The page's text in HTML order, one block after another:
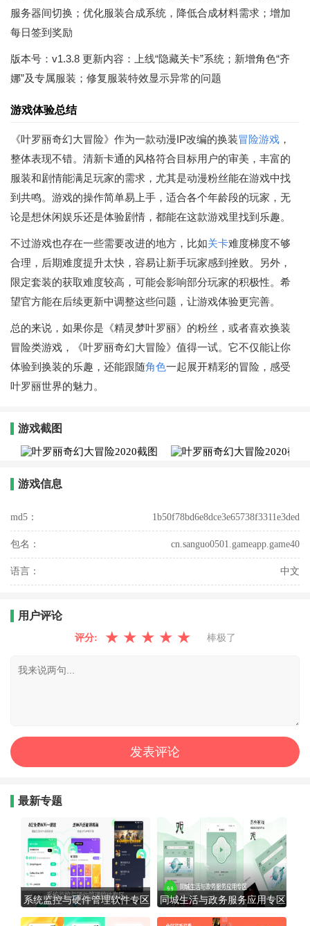
服务器间切换；优化服装合成系统，降低合成材料需求；增加
每日签到奖励
版本号：v1.3.8 更新内容：上线“隐藏关卡”系统；新增角色“齐
娜”及专属服装；修复服装特效显示异常的问题
游戏体验总结
《叶罗丽奇幻大冒险》作为一款动漫IP改编的换装冒险游戏 ，
整体表现不错。清新卡通的风格符合目标用户的审美，丰富的
服装和剧情能满足玩家的需求，尤其是动漫粉丝能在游戏中找
到共鸣。游戏的操作简单易上手，适合各个年龄段的玩家，无
论是想休闲娱乐还是体验剧情，都能在这款游戏里找到乐趣。
不过游戏也存在一些需要改进的地方，比如关卡难度梯度不够
合理，后期难度提升太快，容易让新手玩家感到挫败。另外，
限定套装的获取难度较高，可能会影响部分玩家的积极性。希
望官方能在后续更新中调整这些问题，让游戏体验更完善。
总的来说，如果你是《精灵梦叶罗丽》的粉丝，或者喜欢换装
冒险类游戏，《叶罗丽奇幻大冒险》值得一试。它不仅能让你
体验到换装的乐趣，还能跟随角色一起展开精彩的冒险，感受
叶罗丽世界的魅力。
游戏截图
游戏信息
md5： 1b50f78bd6e8dce3e65738f3311e3ded
包名： cn.sanguo0501.gameapp.game40
语言： 中文
用户评论
评分: ★ ★ ★ ★ ★ 棒极了
最新专题
系统监控与硬件管理软件专区 同城生活与政务服务应用专区